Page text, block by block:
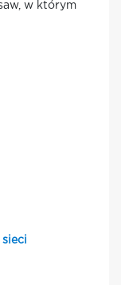
w którym
sieci